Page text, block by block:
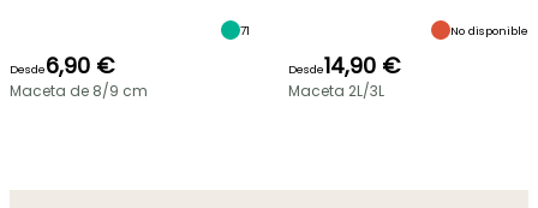
71
Desde6,90 €
Maceta de 8/9 cm
No disponible
Desde14,90 €
Maceta 2L/3L